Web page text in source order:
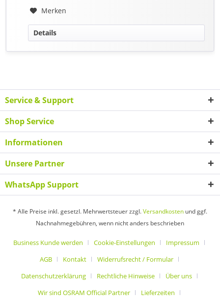
Merken
Details
Service & Support
Shop Service
Informationen
Unsere Partner
WhatsApp Support
* Alle Preise inkl. gesetzl. Mehrwertsteuer zzgl.Versandkosten und ggf.
Nachnahmegebühren, wenn nicht anders beschrieben
Business Kunde werden Cookie-Einstellungen
Impressum
AGB
Kontakt
Widerrufsrecht / Formular
Datenschutzerklärung
Rechtliche Hinweise
Über uns
Wir sind OSRAM Official Partner
Lieferzeiten